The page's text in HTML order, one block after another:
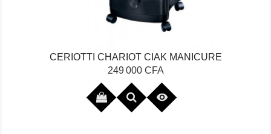
CERIOTTI CHARIOT CIAK MANICURE
Prix
249 000 CFA
